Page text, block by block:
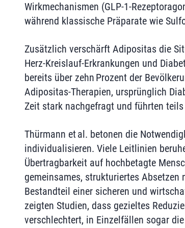
Wirkmechanismen
während klassische Präparate wie
Zusätzlich verschärft Adipositas die
Herz‑Kreislauf‑Erkrankungen und
bereits über zehn Prozent der
Adipositas‑Therapien, ursprünglich
Zeit stark nachgefragt und führten
Thürmann et al. betonen die
individualisieren. Viele Leitlinien
Übertragbarkeit auf hochbetagte
gemeinsames, strukturiertes
Bestandteil einer sicheren und
zeigten Studien, dass gezieltes
verschlechtert, in Einzelfällen sogar